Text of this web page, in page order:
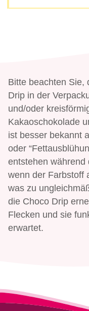
Bitte beachten Sie,
Drip in der
und/oder
Kakaoschokolade
ist besser bekannt
oder
entstehen während
wenn der Farbstoff
was zu
die Choco Drip
Flecken und sie
erwartet.